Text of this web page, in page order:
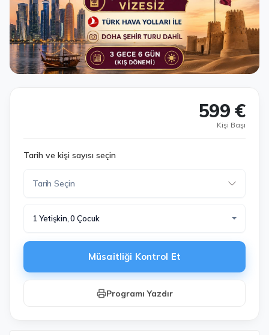
599 €
Kişi Başı
Tarih ve kişi sayısı seçin
1 Yetişkin, 0 Çocuk
Müsaitliği Kontrol Et
Programı Yazdır